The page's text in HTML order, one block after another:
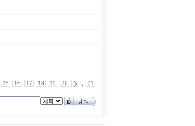
15 16 17 18 19 20 ,,, 21